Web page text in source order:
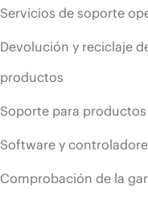
Servicios de soporte
Devolución y reciclaje
productos
Soporte para productos
Software y
Comprobación de la